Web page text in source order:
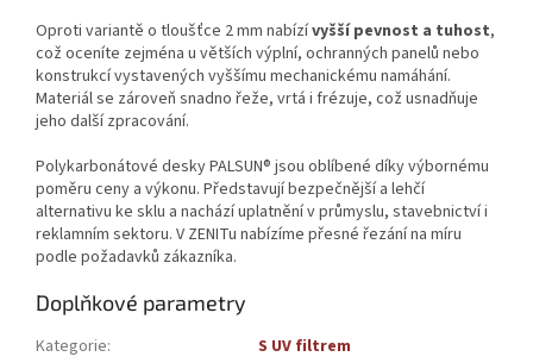
Oproti variantě o tloušťce 2 mm nabízívyšší pevnost a tuhost,
což oceníte zejména u větších výplní, ochranných panelů nebo
konstrukcí vystavených vyššímu mechanickému namáhání.
Materiál se zároveň snadno řeže, vrtá i frézuje, což usnadňuje
jeho další zpracování.
Polykarbonátové desky PALSUN® jsou oblíbené díky výbornému
poměru ceny a výkonu. Představují bezpečnější a lehčí
alternativu ke sklu a nachází uplatnění v průmyslu, stavebnictví i
reklamním sektoru. V ZENITu nabízíme přesné řezání na míru
podle požadavků zákazníka.
Doplňkové parametry
Kategorie:
S UV filtrem